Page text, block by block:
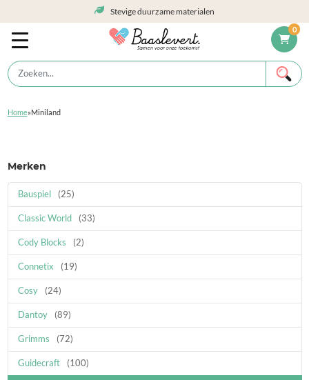
0
Stevige duurzame materialen
Home»Miniland
Merken
Bauspiel (25)
Classic World (33)
Cody Blocks (2)
Connetix (19)
Cosy (24)
Dantoy (89)
Grimms (72)
Guidecraft (100)